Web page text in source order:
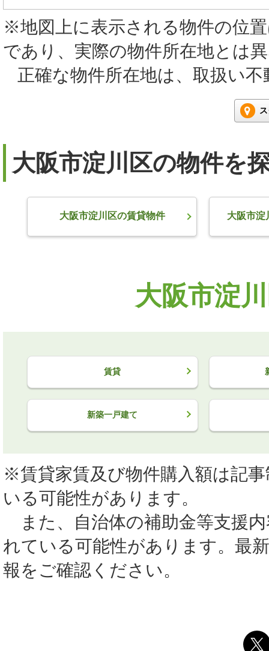
※地図上に表示される物件の位
であり、実際の物件所在地とは
正確な物件所在地は、取扱い
大阪市淀川区の物件を
大阪市淀川区の賃貸物件 大阪市淀
大阪市淀
賃貸
新築一戸建て
※賃貸家賃及び物件購入額は記
いる可能性があります。
また、自治体の補助金等支援
れている可能性があります。最
報をご確認ください。